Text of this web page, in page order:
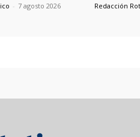
- 7 agosto 2026 Redacción